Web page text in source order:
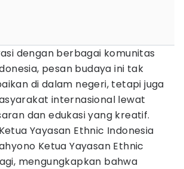
dengan berbagai komunitas
pesan budaya ini tak
di dalam negeri, tetapi juga
internasional lewat
dan edukasi yang kreatif.
Yayasan Ethnic Indonesia
Ketua Yayasan Ethnic
mengungkapkan bahwa